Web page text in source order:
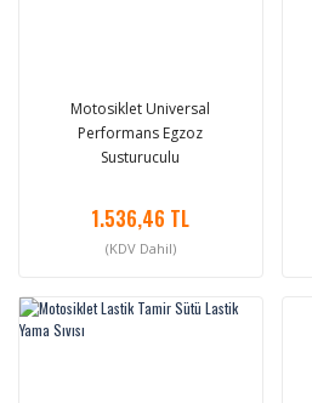
Motosiklet Universal
Performans Egzoz
Susturuculu
1.536,46 TL
(KDV Dahil)